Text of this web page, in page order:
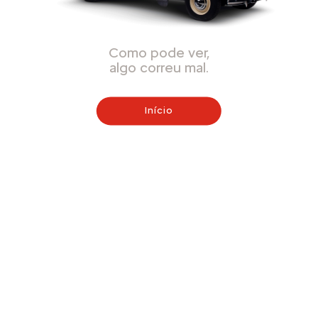
Como pode ver,
algo correu mal.
Início